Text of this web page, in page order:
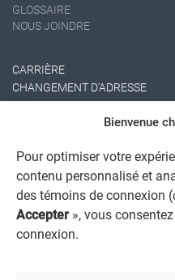
Bienvenue
Pour optimiser votre
contenu personnalisé et
des témoins de connexion (
Accepter », vous
connexion.
GLOSSAIRE
NOUS JOINDRE
CARRIÈRE
CHANGEMENT D'ADRESSE
AVIS JURIDIQUE GÉNÉRAL